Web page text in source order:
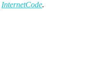
InternetCode.